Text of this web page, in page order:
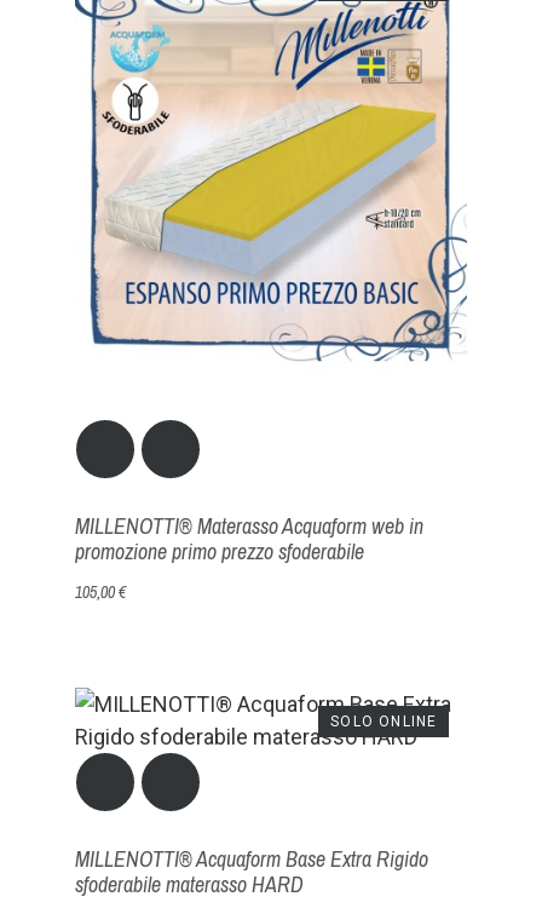
MILLENOTTI® Materasso Acquaform web in
promozione primo prezzo sfoderabile
105,00 €
MILLENOTTI® Acquaform Base Extra Rigido
sfoderabile materasso HARD
SOLO ONLINE